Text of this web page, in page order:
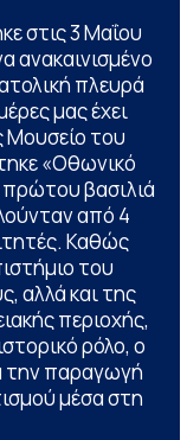
στις 3 Μαΐου
ανακαινισμένο
πλευρά
μας έχει
Μουσείο του
«Οθωνικό
βασιλιά
από 4
Καθώς
του
αλλά και της
περιοχής,
ρόλο, ο
την παραγωγή
μέσα στη